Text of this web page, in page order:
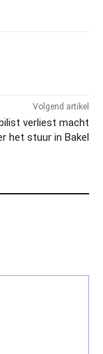
Volgend artikel
verliest macht
het stuur in Bakel